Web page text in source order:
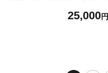
25,000円